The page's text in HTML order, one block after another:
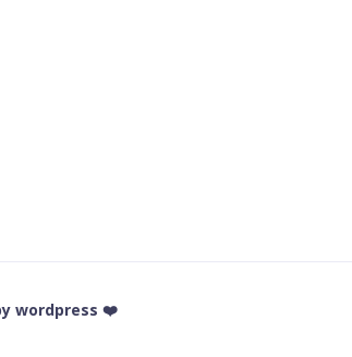
❤️ proudly powered by wordpress